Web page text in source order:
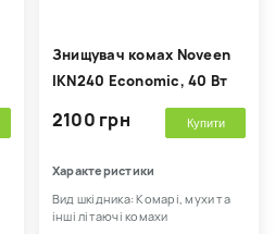
Знищувач комах Noveen
IKN240 Economic, 40 Вт
2100 грн Купити
Характеристики
Вид шкідника: Комарі, мухи та
інші літаючі комахи